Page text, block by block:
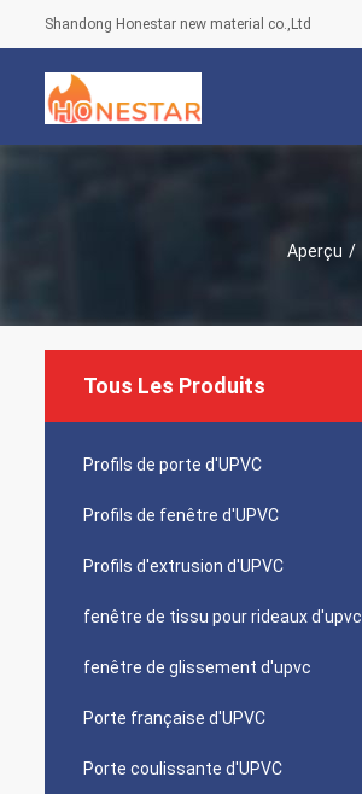
Shandong Honestar new material co.,Ltd
Aperçu /
Tous Les Produits
Profils de porte d'UPVC
Profils de fenêtre d'UPVC
Profils d'extrusion d'UPVC
fenêtre de tissu pour rideaux d'upvc
fenêtre de glissement d'upvc
Porte française d'UPVC
Porte coulissante d'UPVC